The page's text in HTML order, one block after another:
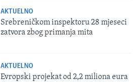
AKTUELNO
Srebreničkom inspektoru 28 mjeseci
zatvora zbog primanja mita
AKTUELNO
Evropski projekat od 2,2 miliona eura